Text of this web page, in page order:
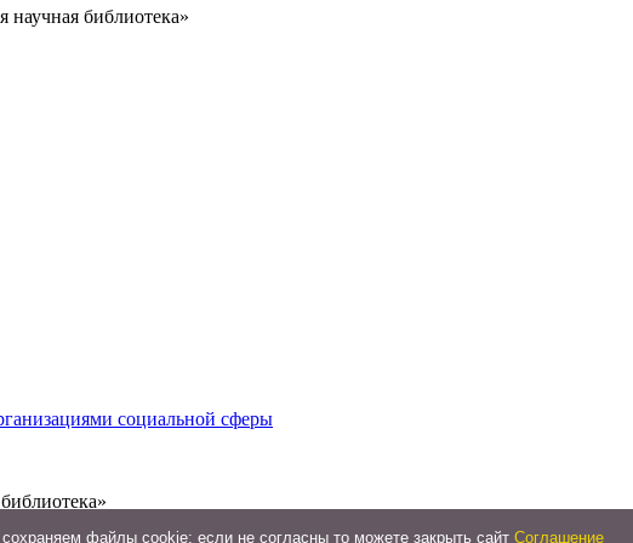
научная библиотека»
социальной сферы
файлы cookie: если не согласны то можете закрыть сайт Соглашение